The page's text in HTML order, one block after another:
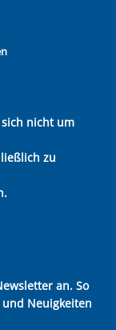
nicht um
zu
an. So
Neuigkeiten